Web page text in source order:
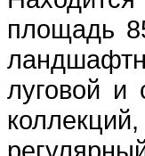
площадь
луговой и